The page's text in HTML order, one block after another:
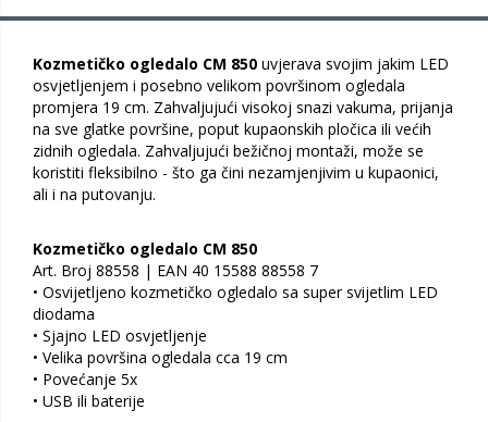
Kozmetičko ogledalo CM 850 uvjerava svojim jakim LED
osvjetljenjem i posebno velikom površinom ogledala
promjera 19 cm. Zahvaljujući visokoj snazi vakuma, prijanja
na sve glatke površine, poput kupaonskih pločica ili većih
zidnih ogledala. Zahvaljujući bežičnoj montaži, može se
koristiti fleksibilno - što ga čini nezamjenjivim u kupaonici,
ali i na putovanju.
Kozmetičko ogledalo CM 850
Art. Broj 88558 | EAN 40 15588 88558 7
• Osvijetljeno kozmetičko ogledalo sa super svijetlim LED
diodama
• Sjajno LED osvjetljenje
• Velika površina ogledala cca 19 cm
• Povećanje 5x
• USB ili baterije